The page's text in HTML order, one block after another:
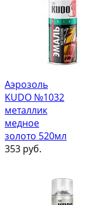
Аэрозоль
KUDO №1032
металлик
медное
золото 520мл
353 руб.